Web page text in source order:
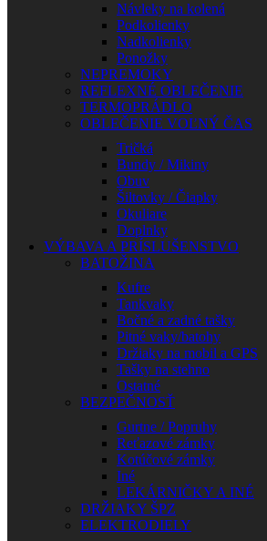
Návleky na kolená
Podkolienky
Nadkolienky
Ponožky
NEPREMOKY
REFLEXNÉ OBLEČENIE
TERMOPRÁDLO
OBLEČENIE VOĽNÝ ČAS
Tričká
Bundy / Mikiny
Obuv
Šiltovky / Čiapky
Okuliare
Doplnky
VÝBAVA A PRÍSLUŠENSTVO
BATOŽINA
Kufre
Tankvaky
Bočné a zadné tašky
Pitné vaky/batohy
Držiaky na mobil a GPS
Tašky na stehno
Ostatné
BEZPEČNOSŤ
Gurtne / Popruhy
Reťazové zámky
Kotúčové zámky
Iné
LEKÁRNIČKY A INÉ
DRŽIAKY ŠPZ
ELEKTRODIELY